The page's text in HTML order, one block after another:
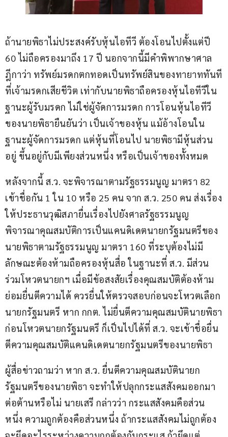
ถ้านายพิธาไม่ประสงค์รับหุ้นไอทีวี ต้องโอนไปตั้งแต่ปี
60 ไม่ถือครองมาถึง 17 ปี นอกจากนี้มีคำพิพากษาศาล
ฎีกาว่า ทรัพย์มรดกตกทอดเป็นทรัพย์สินของทายาททันที
ที่เจ้ามรดกเสียชีวิต เท่ากับนายพิธาถือครองหุ้นไอทีวีใน
ฐานะผู้รับมรดก ไม่ใช่ผู้จัดการมรดก การโอนหุ้นไอทีวี
ของนายพิธายืนยันว่า เป็นเจ้าของหุ้น แม้อ้างโอนใน
ฐานะผู้จัดการมรดก แต่หุ้นที่โอนไป นายพิธามีหุ้นส่วน
อยู่ ขึ้นอยู่กับมีเพียงส่วนหนึ่ง หรือเป็นเจ้าของทั้งหมด
หลังจากนี้ ส.ว. จะพิจารณาตามรัฐธรรมนูญ มาตรา 82
เข้าชื่อกัน 1 ใน 10 หรือ 25 คน จาก ส.ว. 250 คน ส่งเรื่อง
ให้ประธานวุฒิสภายื่นเรื่องไปยังศาลรัฐธรรมนูญ
พิจารณาคุณสมบัติการเป็นแคนดิเดตนายกรัฐมนตรีของ
นายพิธาตามรัฐธรรมนูญ มาตรา 160 ที่ระบุต้องไม่มี
ลักษณะต้องห้ามถือครองหุ้นสื่อ ในฐานะที่ ส.ว. มีส่วน
ร่วมโหวตนายกฯ เมื่อมีข้อสงสัยเรื่องคุณสมบัติต้องห้าม
ย่อมยื่นตีความได้ ควรยื่นให้ตรวจสอบก่อนจะโหวตเลือก
นายกรัฐมนตรี หาก กกต. ไม่ยื่นตีความคุณสมบัตินายพิธา
ก่อนโหวตนายกรัฐมนตรี ก็เป็นไปได้ที่ ส.ว. จะเข้าชื่อยื่น
ตีความคุณสมบัติแคนดิเดตนายกรัฐมนตรีของนายพิธา
ผู้สื่อข่าวถามว่า หาก ส.ว. ยื่นตีความคุณสมบัตินายก
รัฐมนตรีของนายพิธา จะทำให้ปลุกกระแสสังคมออกมา
ต่อต้านหรือไม่ นายเสรี กล่าวว่า กระแสสังคมคือส่วน
หนึ่ง ความถูกต้องคือส่วนหนึ่ง ถ้ากระแสสังคมไม่ถูกต้อง